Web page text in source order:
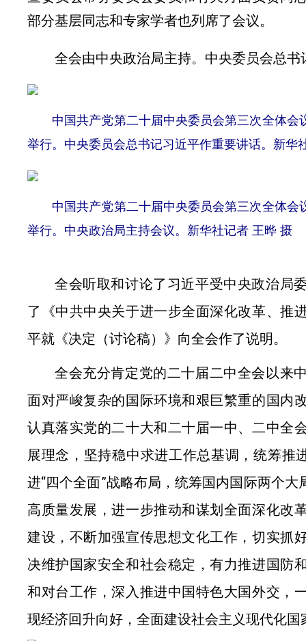
部分基层同志和专家学者也列席了会议。
全会由中央政治局主持。中央委员会总书
中国共产党第二十届中央委员会第三次全体会
举行。中央委员会总书记习近平作重要讲话。新华
中国共产党第二十届中央委员会第三次全体会
举行。中央政治局主持会议。新华社记者 王晔 摄
全会听取和讨论了习近平受中央政治局
了《中共中央关于进一步全面深化改革、推
平就《决定（讨论稿） 》向全会作了说明。
全会充分肯定党的二十届二中全会以来
面对严峻复杂的国际环境和艰巨繁重的国内
认真落实党的二十大和二十届一中、二中全
展理念，坚持稳中求进工作总基调，统筹推
进“四个全面”战略布局，统筹国内国际两个
高质量发展，进一步推动和谋划全面深化改
建设，不断加强宣传思想文化工作，切实抓
决维护国家安全和社会稳定，有力推进国防
和对台工作，深入推进中国特色大国外交，
现经济回升向好，全面建设社会主义现代化国